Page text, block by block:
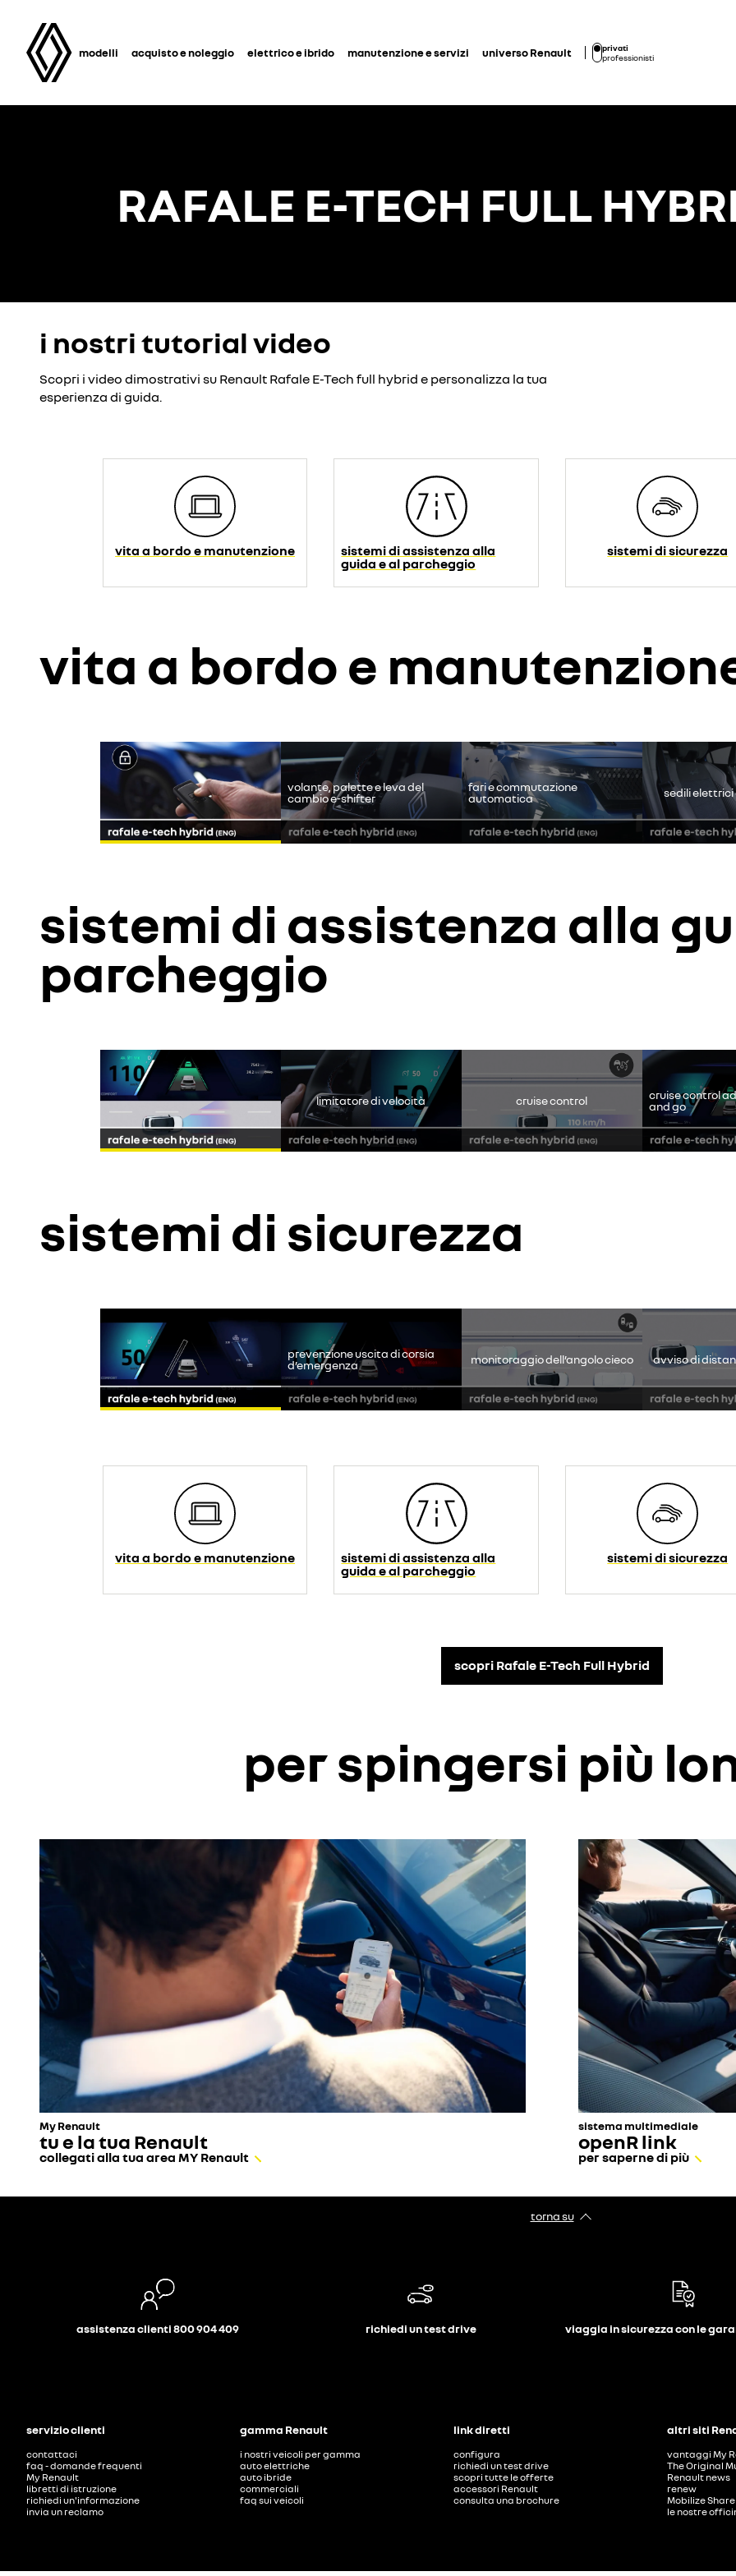
modelli acquisto e noleggio elettrico e ibrido manutenzione e servizi universo Renault
privati
professionisti
RAFALE E-TECH FULL
i nostri tutorial video
Scopri i video dimostrativi su Renault Rafale E-Tech full hybrid e personalizza la tua
esperienza di guida.
vita a bordo e manutenzione
sistemi di assistenza alla
guida e al parcheggio
sistemi di sicurezza
vita a bordo e
rifiuto accetto
volante, palette e leva del
cambio e-shifter
fari e commutazione
automatica
sedili
sistemi di assistenza alla
parcheggio
accetto
limitatore di velocità cruise control
cruise control
and go
sistemi di sicurezza
prevenzione uscita di corsia
d’emergenza
monitoraggio dell’angolo cieco avviso di
vita a bordo e manutenzione
sistemi di assistenza alla
guida e al parcheggio
sistemi di sicurezza
scopri Rafale E-Tech Full Hybrid
per spingersi più
My Renault
tu e la tua Renault
collegati alla tua area MY Renault
sistema multimediale
openR link
per saperne di più
torna su
assistenza clienti 800 904 409 richiedi un test drive viaggia in sicurezza con le
servizio clienti
contattaci
faq - domande frequenti
My Renault
libretti di istruzione
richiedi un'informazione
invia un reclamo
gamma Renault
i nostri veicoli per gamma
auto elettriche
auto ibride
commerciali
faq sui veicoli
link diretti
configura
richiedi un test drive
scopri tutte le offerte
accessori Renault
consulta una brochure
altri siti
vantaggi My
The Original
Renault news
renew
Mobilize Share
le nostre